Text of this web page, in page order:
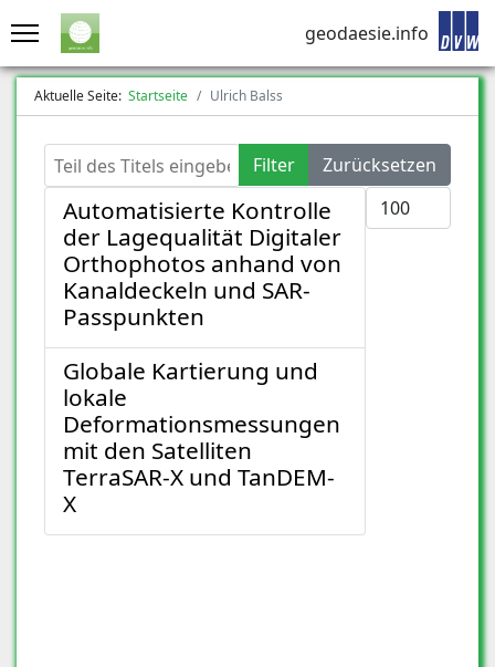
geodaesie.info
Aktuelle Seite: Startseite Ulrich Balss
Teil des Titels eingeben Filter
Zurücksetzen
Anzeige #
Automatisierte Kontrolle
der Lagequalität Digitaler
Orthophotos anhand von
Kanaldeckeln und SAR-
Passpunkten
Globale Kartierung und
lokale
Deformationsmessungen
mit den Satelliten
TerraSAR-X und TanDEM-
X